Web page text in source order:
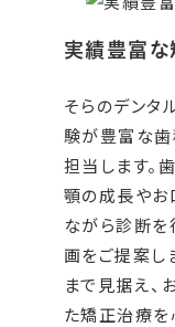
実績豊富
そらのデンタ
験が豊富な
担当します。
顎の成長やお
ながら診断を
画をご提案し
まで見据え、
た矯正治療を